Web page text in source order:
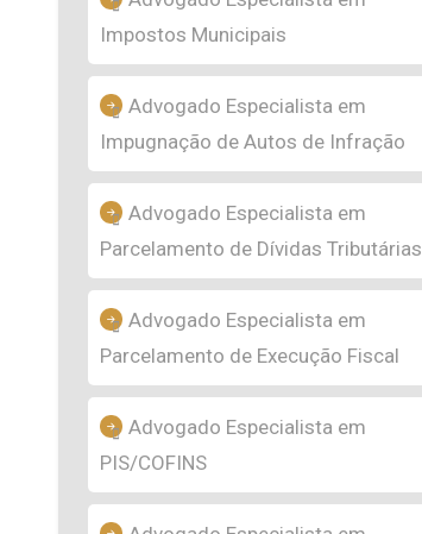
Impostos Municipais
Advogado Especialista em
Impugnação de Autos de Infração
Advogado Especialista em
Parcelamento de Dívidas Tributárias
Advogado Especialista em
Parcelamento de Execução Fiscal
Advogado Especialista em
PIS/COFINS